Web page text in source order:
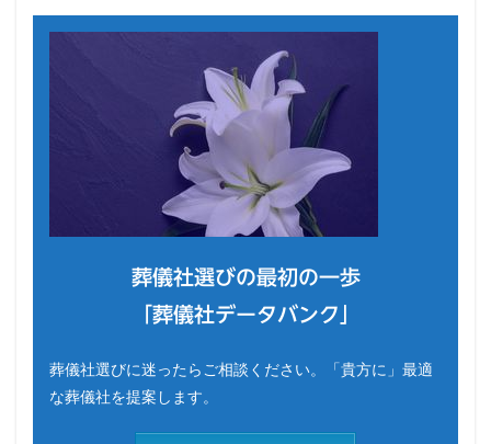
葬儀社選びの最初の一歩
「葬儀社データバンク」
葬儀社選びに迷ったらご相談ください。「貴方に」最適
な葬儀社を提案します。